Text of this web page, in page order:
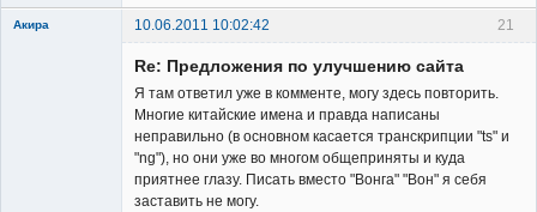
21
Акира 10.06.2011 10:02:42
Re: Предложения по улучшению сайта
Я там ответил уже в комменте, могу здесь повторить.
Многие китайские имена и правда написаны
неправильно (в основном касается транскрипции "ts" и
"ng"), но они уже во многом общеприняты и куда
приятнее глазу. Писать вместо "Вонга" "Вон" я себя
заставить не могу.